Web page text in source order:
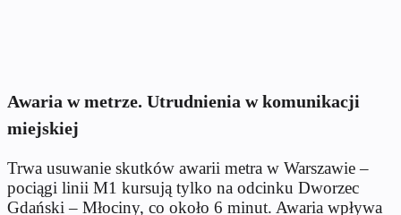
Awaria w metrze. Utrudnienia w komunikacji
miejskiej
Trwa usuwanie skutków awarii metra w Warszawie –
pociągi linii M1 kursują tylko na odcinku Dworzec
Gdański – Młociny, co około 6 minut. Awaria wpływa